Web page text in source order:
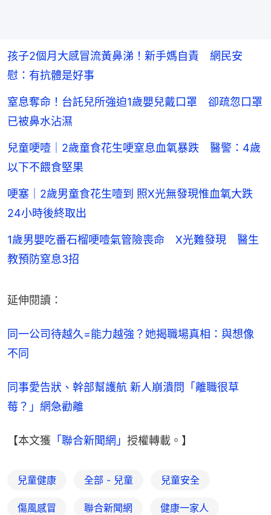
孩子2個月大感冒流黃鼻涕！新手媽自責 網民安
慰：有抗體是好事
窒息奪命！台託兒所強迫1歲嬰兒戴口罩 卻疏忽口罩
已被鼻水沾濕
兒童哽噎｜2歲童食花生哽窒息血氧暴跌 醫警：4歲
以下不餵食堅果
哽塞｜2歲男童食花生噎到 照X光無發現惟血氧大跌
24小時後終取出
1歲男嬰吃番石榴哽噎氣管險喪命 X光難發現 醫生
教預防窒息3招
延伸閱讀：
同一公司待越久=能力越強？她揭職場真相：與想像
不同
同事愛告狀、幹部幫護航 新人崩潰問「離職很草
莓？」網急勸離
【本文獲 「聯合新聞網」 授權轉載。】
兒童健康 全部 - 兒童 兒童安全
傷風感冒 聯合新聞網 健康一家人